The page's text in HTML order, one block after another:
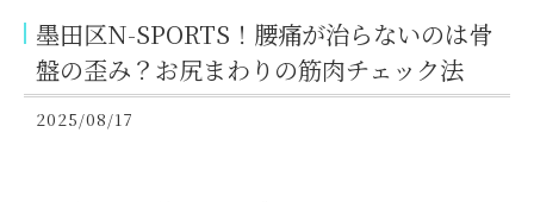
墨田区N-SPORTS！腰痛が治らないのは骨
盤の歪み？お尻まわりの筋肉チェック法
2025/08/17